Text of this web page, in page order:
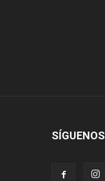
SÍGUENOS